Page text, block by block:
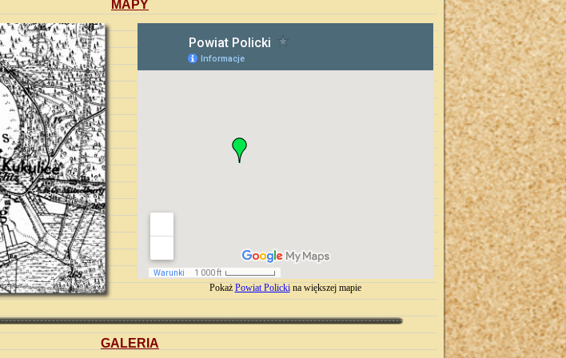
MAPY
Pokaż Powiat Polickina większej mapie
GALERIA